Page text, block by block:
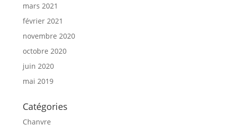
mars 2021
février 2021
novembre 2020
octobre 2020
juin 2020
mai 2019
Catégories
Chanvre